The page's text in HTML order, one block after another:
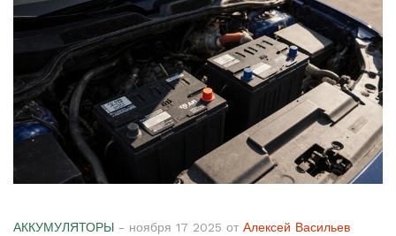
АККУМУЛЯТОРЫ - ноября 17 2025 от Алексей Васильев